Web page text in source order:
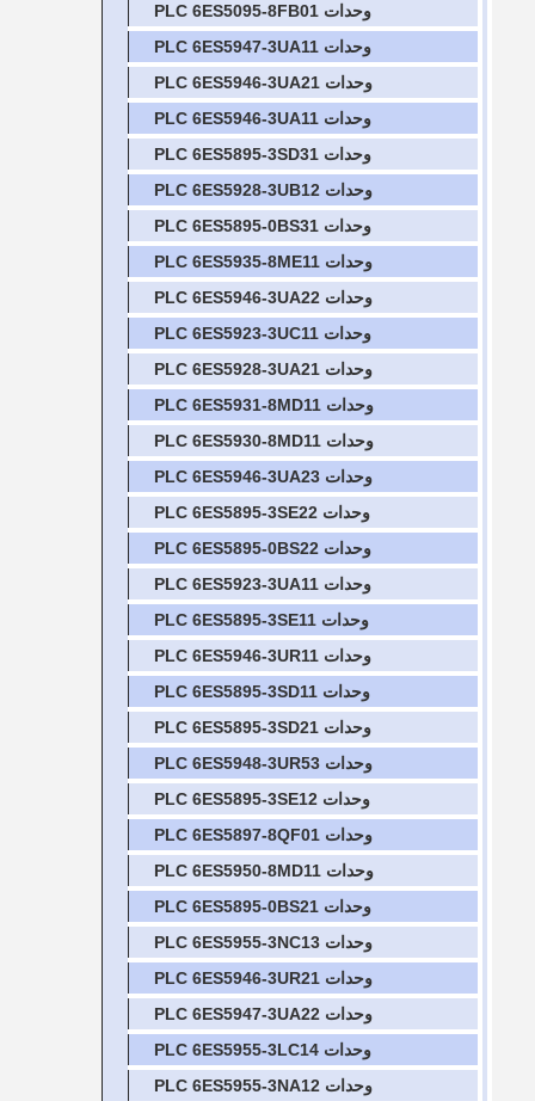
وحدات PLC 6ES5095-8FB01
وحدات PLC 6ES5947-3UA11
وحدات PLC 6ES5946-3UA21
وحدات PLC 6ES5946-3UA11
وحدات PLC 6ES5895-3SD31
وحدات PLC 6ES5928-3UB12
وحدات PLC 6ES5895-0BS31
وحدات PLC 6ES5935-8ME11
وحدات PLC 6ES5946-3UA22
وحدات PLC 6ES5923-3UC11
وحدات PLC 6ES5928-3UA21
وحدات PLC 6ES5931-8MD11
وحدات PLC 6ES5930-8MD11
وحدات PLC 6ES5946-3UA23
وحدات PLC 6ES5895-3SE22
وحدات PLC 6ES5895-0BS22
وحدات PLC 6ES5923-3UA11
وحدات PLC 6ES5895-3SE11
وحدات PLC 6ES5946-3UR11
وحدات PLC 6ES5895-3SD11
وحدات PLC 6ES5895-3SD21
وحدات PLC 6ES5948-3UR53
وحدات PLC 6ES5895-3SE12
وحدات PLC 6ES5897-8QF01
وحدات PLC 6ES5950-8MD11
وحدات PLC 6ES5895-0BS21
وحدات PLC 6ES5955-3NC13
وحدات PLC 6ES5946-3UR21
وحدات PLC 6ES5947-3UA22
وحدات PLC 6ES5955-3LC14
وحدات PLC 6ES5955-3NA12